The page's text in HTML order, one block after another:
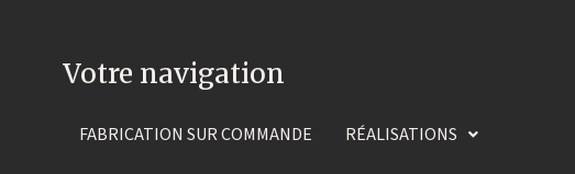
Votre navigation
FABRICATION SUR COMMANDE RÉALISATIONS